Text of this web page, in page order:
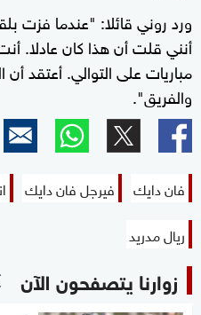
ورد روني قائلا: "عندما فزت
مباريات على التوالي. أعتقد أن
والفريق".
فان دايك فيرجل فان دايك
ريال مدريد
زوارنا يتصفحون الآن